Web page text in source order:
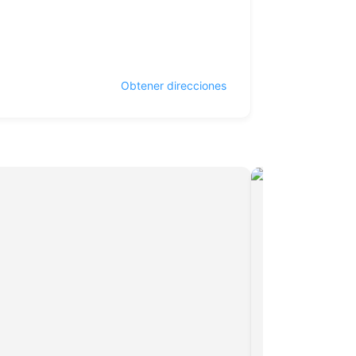
Obtener direcciones